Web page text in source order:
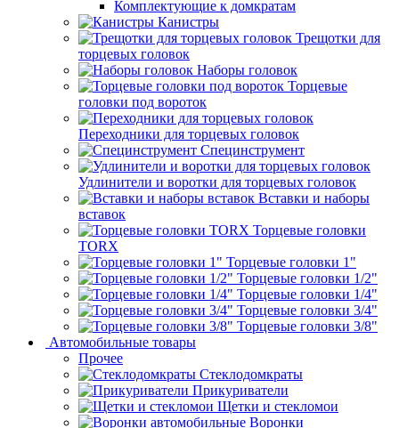
Комплектующие к домкратам
Канистры
Трещотки для
торцевых головок
Наборы головок
Торцевые
головки под вороток
Переходники для торцевых головок
Специнструмент
Удлинители и воротки для торцевых головок
Вставки и наборы
вставок
Торцевые головки
TORX
Торцевые головки 1"
Торцевые головки 1/2"
Торцевые головки 1/4"
Торцевые головки 3/4"
Торцевые головки 3/8"
Автомобильные товары
Прочее
Стеклодомкраты
Прикуриватели
Щетки и стекломои
Воронки